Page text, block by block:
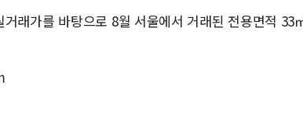
래가를 바탕으로 8월 서울에서 거래된 전용면적 33